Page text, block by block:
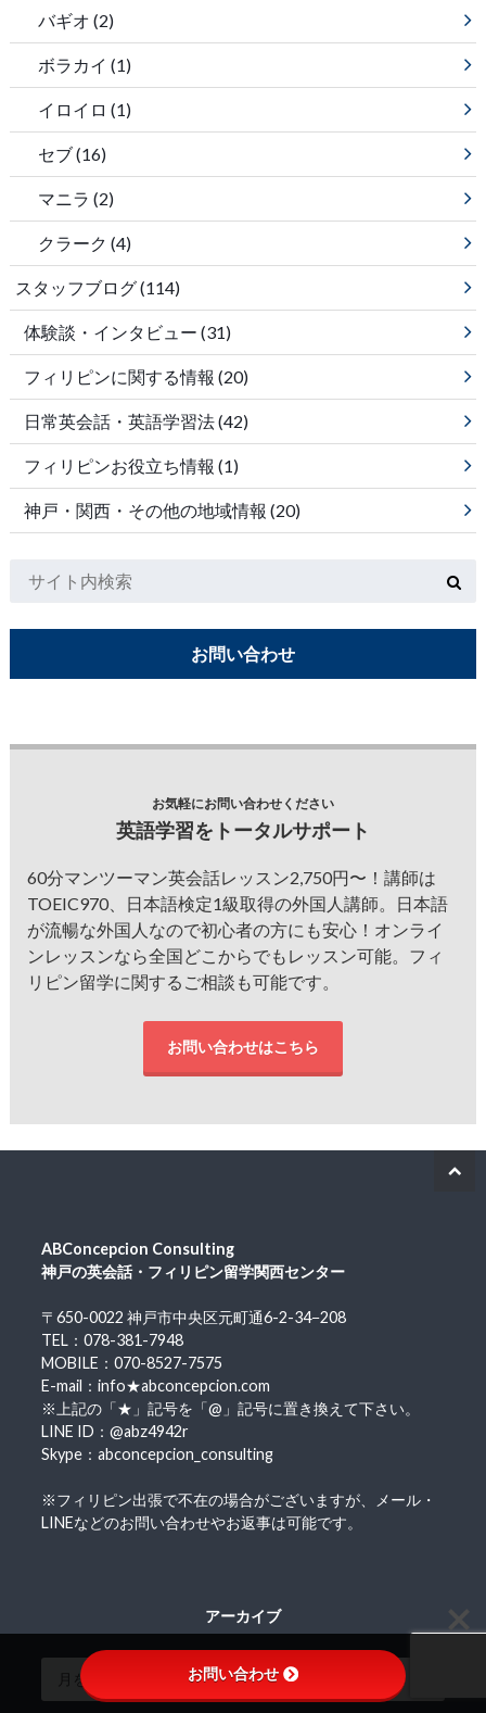
バギオ (2)
ボラカイ (1)
イロイロ (1)
セブ(16)
マニラ (2)
クラーク (4)
スタッフブログ(114)
体験談・インタビュー (31)
フィリピンに関する情報 (20)
日常英会話・英語学習法(42)
フィリピンお役立ち情報 (1)
神戸・関西・その他の地域情報 (20)
お問い合わせ
お気軽にお問い合わせください
英語学習をトータルサポート
60分マンツーマン英会話レッスン2,750円〜！講師は
TOEIC970、日本語検定1級取得の外国人講師。日本語
が流暢な外国人なので初心者の方にも安心！オンライ
ンレッスンなら全国どこからでもレッスン可能。フィ
リピン留学に関するご相談も可能です。
お問い合わせはこちら
ABConcepcion Consulting
神戸の英会話・フィリピン留学関西センター
〒650-0022 神戸市中央区元町通6-2-34−208
TEL：078-381-7948
MOBILE：070-8527-7575
E-mail：info★abconcepcion.com
※上記の「★」記号を「@」記号に置き換えて下さい。
LINE ID：@abz4942r
Skype：abconcepcion_consulting
※フィリピン出張で不在の場合がございますが、メール・
LINEなどのお問い合わせやお返事は可能です。
アーカイブ
お問い合わせ